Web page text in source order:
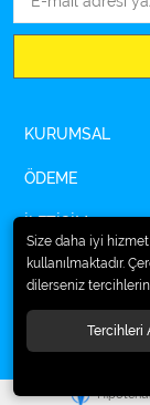
KURUMSAL
ÖDEME
İLETİŞİM
©
Size daha iyi
kullanılmaktadır.
dilerseniz
Tercihleri